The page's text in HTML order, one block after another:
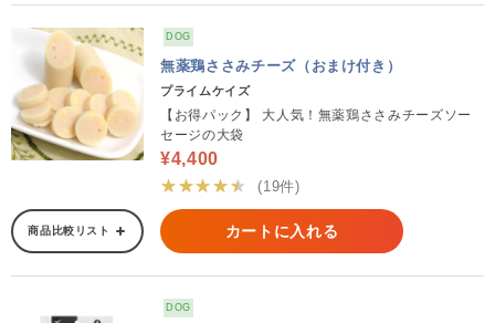
DOG
無薬鶏ささみチーズ（おまけ付き）
プライムケイズ
【お得パック】 大人気！無薬鶏ささみチーズソー
セージの大袋
¥4,400
★★★★★
(19件)
商品比較リスト カートに入れる
DOG